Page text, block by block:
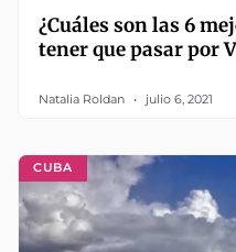
¿Cuáles son las 6
tener que pasar por
Natalia Roldan julio 6, 2021
CUBA